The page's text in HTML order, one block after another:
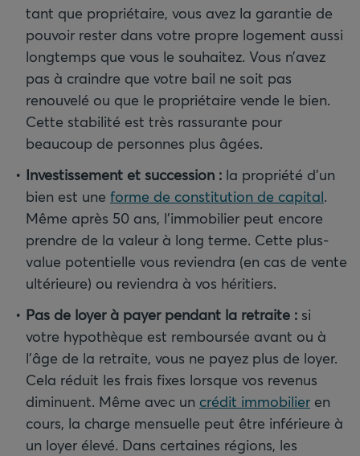
tant que propriétaire, vous avez la garantie de
pouvoir rester dans votre propre logement aussi
longtemps que vous le souhaitez. Vous n’avez
pas à craindre que votre bail ne soit pas
renouvelé ou que le propriétaire vende le bien.
Cette stabilité est très rassurante pour
beaucoup de personnes plus âgées.
Investissement et succession : la propriété d’un
bien est une forme de constitution de capital.
Même après 50 ans, l’immobilier peut encore
prendre de la valeur à long terme. Cette plus-
value potentielle vous reviendra (en cas de vente
ultérieure) ou reviendra à vos héritiers.
Pas de loyer à payer pendant la retraite : si
votre hypothèque est remboursée avant ou à
l’âge de la retraite, vous ne payez plus de loyer.
Cela réduit les frais fixes lorsque vos revenus
diminuent. Même avec un crédit immobilier en
cours, la charge mensuelle peut être inférieure à
un loyer élevé. Dans certaines régions, les